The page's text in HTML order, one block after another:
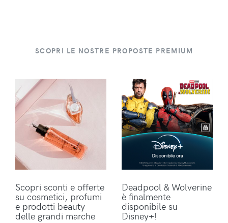
SCOPRI LE NOSTRE PROPOSTE PREMIUM
Scopri sconti e offerte
su cosmetici, profumi
e prodotti beauty
delle grandi marche
Deadpool & Wolverine
è finalmente
disponibile su
Disney+!